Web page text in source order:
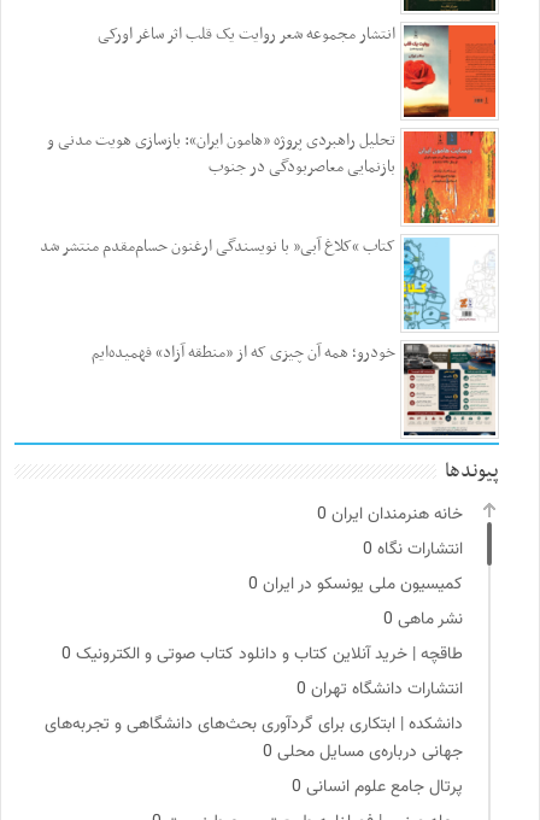
انتشار مجموعه شعر روایت یک قلب اثر ساغر اورکی
تحلیل راهبردی پروژه «هامون ایران»: بازسازی هویت مدنی و
بازنمایی معاصربودگی در جنوب
کتاب “کلاغ آبی” با نویسندگی ارغنون حسام‌مقدم منتشر شد
خودرو؛ همه آن چیزی که از «منطقه آزاد» فهمیده‌ایم
پیوندها
خانه هنرمندان ایران
انتشارات نگاه
کمیسیون ملی یونسکو در ایران
نشر ماهی
طاقچه | خرید آنلاین کتاب و دانلود کتاب صوتی و الکترونیک
انتشارات دانشگاه تهران
دانشکده | ابتکاری برای گردآوری بحث‌های دانشگاهی و تجربه‌های
جهانی درباره‌ی مسایل محلی
پرتال جامع علوم انسانی